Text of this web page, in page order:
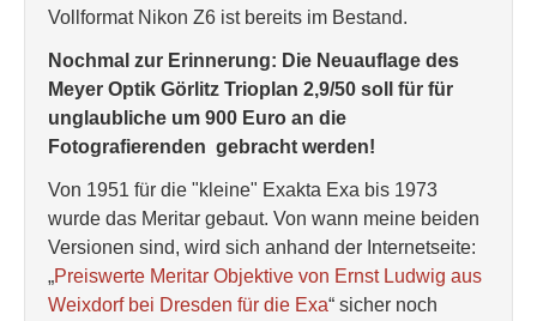
Vollformat Nikon Z6 ist bereits im Bestand.
Nochmal zur Erinnerung: Die Neuauflage des
Meyer Optik Görlitz Trioplan 2,9/50 soll für für
unglaubliche um 900 Euro an die
Fotografierenden gebracht werden!
Von 1951 für die "kleine" Exakta Exa bis 1973
wurde das Meritar gebaut. Von wann meine beiden
Versionen sind, wird sich anhand der Internetseite:
„Preiswerte Meritar Objektive von Ernst Ludwig aus
Weixdorf bei Dresden für die Exa“ sicher noch